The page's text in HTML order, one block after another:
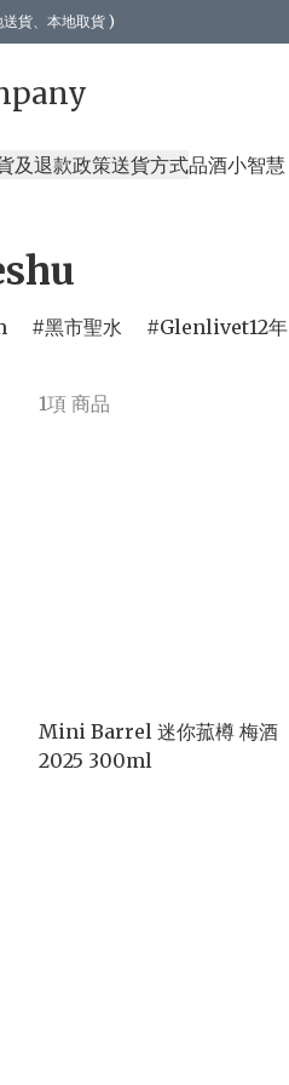
貨、本地取貨 )
及退款政策送貨方式品酒小智慧
黑市聖水 Glenlivet12年
1項 商品
Mini Barrel 迷你菰樽 梅酒
2025 300ml